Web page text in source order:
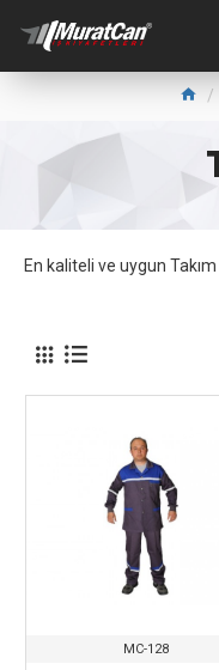
En kaliteli ve uygun
MC-128